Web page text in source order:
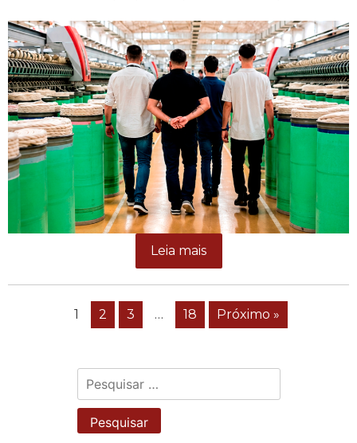
Pesquisar
por:
Leia mais
1 2 3 … 18 Próximo »